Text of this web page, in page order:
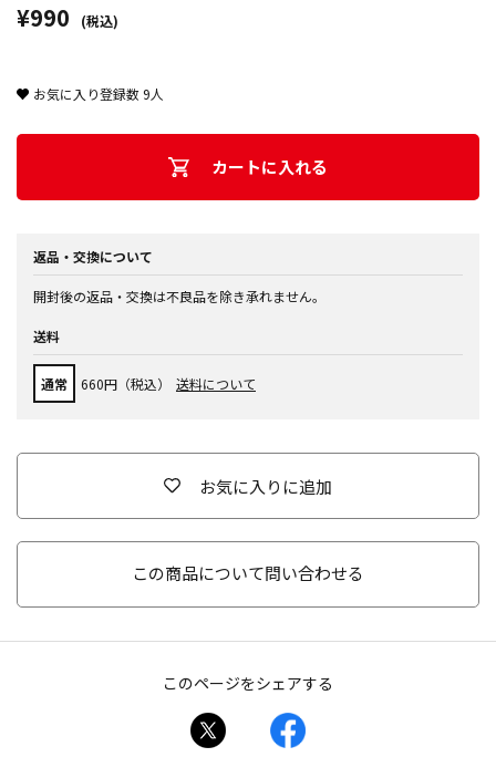
¥990 (税込)
お気に入り登録数9人
カートに入れる
返品・交換について
開封後の返品・交換は不良品を除き承れません。
送料
通常 660円（税込） 送料について
お気に入りに追加
この商品について問い合わせる
このページをシェアする